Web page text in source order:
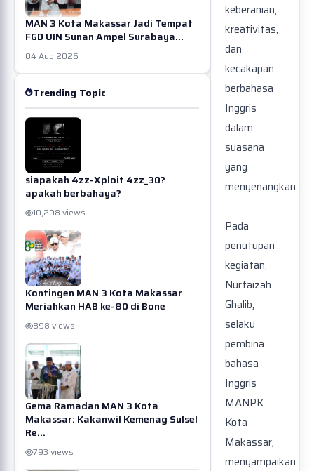
keberanian,
kreativitas,
dan
kecakapan
berbahasa
Inggris
dalam
suasana
yang
menyenangkan.
Pada
penutupan
kegiatan,
Nurfaizah
Ghalib,
selaku
pembina
bahasa
Inggris
MANPK
Kota
Makassar,
menyampaikan
MAN 3 Kota Makassar Jadi Tempat
FGD UIN Sunan Ampel Surabaya...
04 Aug 2026
Trending Topic
siapakah 4zz-Xploit 4zz_30?
apakah berbahaya?
10,208 views
Kontingen MAN 3 Kota Makassar
Meriahkan HAB ke-80 di Bone
898 views
Gema Ramadan MAN 3 Kota
Makassar: Kakanwil Kemenag Sulsel
Re...
793 views